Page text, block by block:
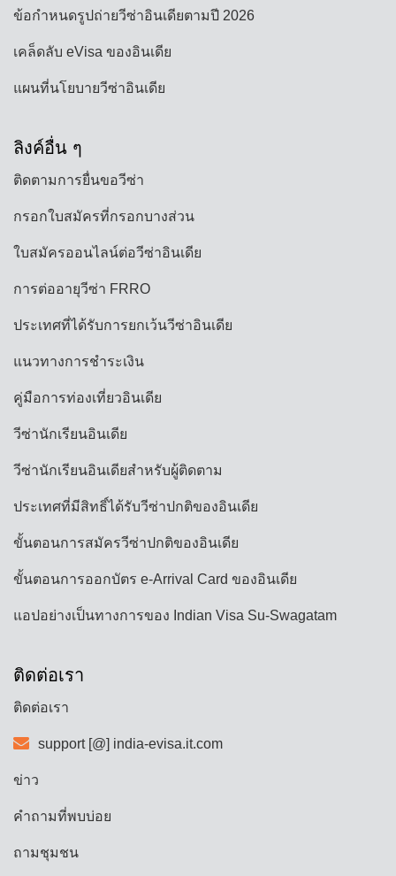
ข้อกำหนดรูปถ่ายวีซ่าอินเดียตามปี 2026
เคล็ดลับ eVisa ของอินเดีย
แผนที่นโยบายวีซ่าอินเดีย
ลิงค์อื่น ๆ
ติดตามการยื่นขอวีซ่า
กรอกใบสมัครที่กรอกบางส่วน
ใบสมัครออนไลน์ต่อวีซ่าอินเดีย
การต่ออายุวีซ่า FRRO
ประเทศที่ได้รับการยกเว้นวีซ่าอินเดีย
แนวทางการชำระเงิน
คู่มือการท่องเที่ยวอินเดีย
วีซ่านักเรียนอินเดีย
วีซ่านักเรียนอินเดียสำหรับผู้ติดตาม
ประเทศที่มีสิทธิ์ได้รับวีซ่าปกติของอินเดีย
ขั้นตอนการสมัครวีซ่าปกติของอินเดีย
ขั้นตอนการออกบัตร e-Arrival Card ของอินเดีย
แอปอย่างเป็นทางการของ Indian Visa Su-Swagatam
ติดต่อเรา
ติดต่อเรา
support [@] india-evisa.it.com
ข่าว
คำถามที่พบบ่อย
ถามชุมชน